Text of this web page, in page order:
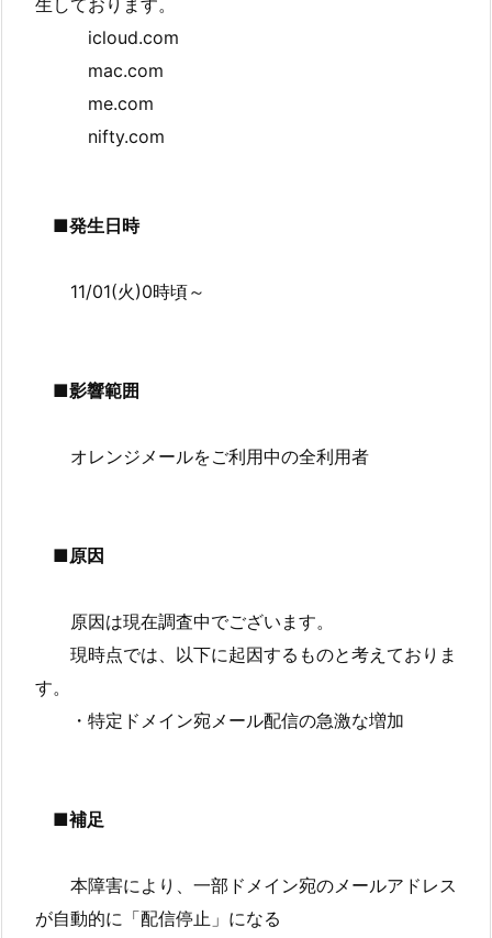
icloud.com
mac.com
me.com
nifty.com
■発生日時
11/01(火)0時頃～
■影響範囲
オレンジメールをご利用中の全利用者
■原因
原因は現在調査中でございます。
現時点では、以下に起因するものと考えておりま
す。
・特定ドメイン宛メール配信の急激な増加
■補足
本障害により、一部ドメイン宛のメールアドレス
が自動的に「配信停止」になる